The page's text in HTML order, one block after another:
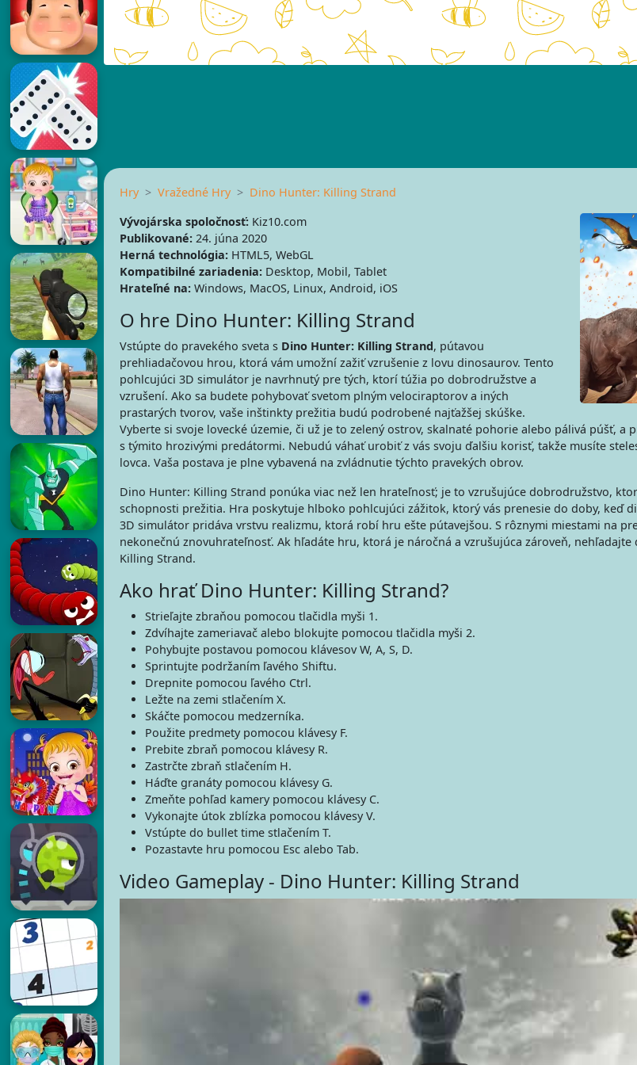
Hry Vražedné Hry
Dino Hunter: Killing Strand
Vývojárska spoločnosť:Kiz10.com
Publikované:24. júna 2020
Herná technológia:HTML5, WebGL
Kompatibilné zariadenia:Desktop, Mobil, Tablet
Hrateľné na:Windows, MacOS, Linux, Android, iOS
O hre Dino Hunter: Killing Strand
Vstúpte do pravekého sveta s Dino Hunter: Killing Strand, pútavou
prehliadačovou hrou, ktorá vám umožní zažiť vzrušenie z lovu dinosaurov. Tento
pohlcujúci 3D simulátor je navrhnutý pre tých, ktorí túžia po dobrodružstve a
vzrušení. Ako sa budete pohybovať svetom plným velociraptorov a iných
prastarých tvorov, vaše inštinkty prežitia budú podrobené najťažšej skúške.
Vyberte si svoje lovecké územie, či už je to zelený ostrov, skalnaté pohorie alebo pálivá púšť, a
s týmito hrozivými predátormi. Nebudú váhať urobiť z vás svoju ďalšiu korisť, takže musíte
lovca. Vaša postava je plne vybavená na zvládnutie týchto pravekých obrov.
Dino Hunter: Killing Strand ponúka viac než len hrateľnosť; je to vzrušujúce dobrodružstvo,
schopnosti prežitia. Hra poskytuje hlboko pohlcujúci zážitok, ktorý vás prenesie do doby, keď
3D simulátor pridáva vrstvu realizmu, ktorá robí hru ešte pútavejšou. S rôznymi miestami na
nekonečnú znovuhrateľnosť. Ak hľadáte hru, ktorá je náročná a vzrušujúca zároveň, nehľadajte
Killing Strand.
Ako hrať Dino Hunter: Killing Strand?
Strieľajte zbraňou pomocou tlačidla myši 1.
Zdvíhajte zameriavač alebo blokujte pomocou tlačidla myši 2.
Pohybujte postavou pomocou klávesov W, A, S, D.
Sprintujte podržaním ľavého Shiftu.
Drepnite pomocou ľavého Ctrl.
Ležte na zemi stlačením X.
Skáčte pomocou medzerníka.
Použite predmety pomocou klávesy F.
Prebite zbraň pomocou klávesy R.
Zastrčte zbraň stlačením H.
Háďte granáty pomocou klávesy G.
Zmeňte pohľad kamery pomocou klávesy C.
Vykonajte útok zblízka pomocou klávesy V.
Vstúpte do bullet time stlačením T.
Pozastavte hru pomocou Esc alebo Tab.
Video Gameplay - Dino Hunter: Killing Strand